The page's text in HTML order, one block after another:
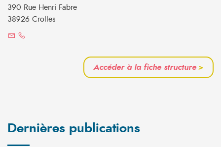
390 Rue Henri Fabre
38926 Crolles
Accéder à la fiche structure>
Dernières publications